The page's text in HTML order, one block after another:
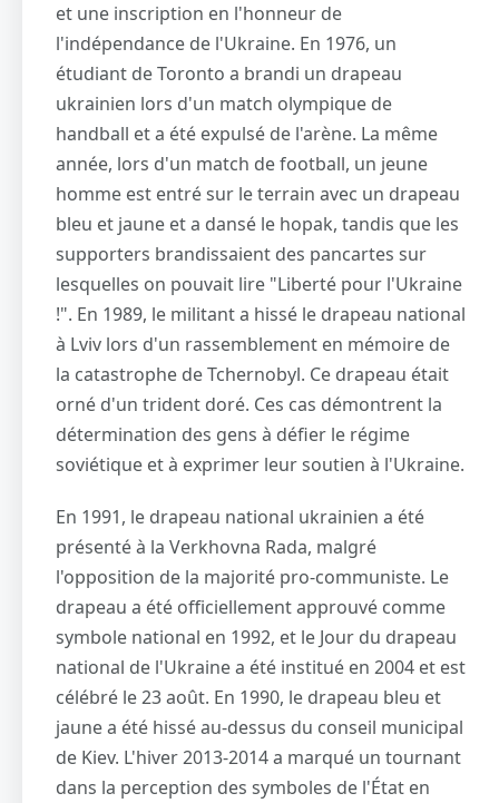
et une inscription en l'honneur de
l'indépendance de l'Ukraine. En 1976, un
étudiant de Toronto a brandi un drapeau
ukrainien lors d'un match olympique de
handball et a été expulsé de l'arène. La même
année, lors d'un match de football, un jeune
homme est entré sur le terrain avec un drapeau
bleu et jaune et a dansé le hopak, tandis que les
supporters brandissaient des pancartes sur
lesquelles on pouvait lire "Liberté pour l'Ukraine
!". En 1989, le militant a hissé le drapeau national
à Lviv lors d'un rassemblement en mémoire de
la catastrophe de Tchernobyl. Ce drapeau était
orné d'un trident doré. Ces cas démontrent la
détermination des gens à défier le régime
soviétique et à exprimer leur soutien à l'Ukraine.
En 1991, le drapeau national ukrainien a été
présenté à la Verkhovna Rada, malgré
l'opposition de la majorité pro-communiste. Le
drapeau a été officiellement approuvé comme
symbole national en 1992, et le Jour du drapeau
national de l'Ukraine a été institué en 2004 et est
célébré le 23 août. En 1990, le drapeau bleu et
jaune a été hissé au-dessus du conseil municipal
de Kiev. L'hiver 2013-2014 a marqué un tournant
dans la perception des symboles de l'État en